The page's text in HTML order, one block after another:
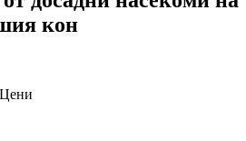
кон
Цени